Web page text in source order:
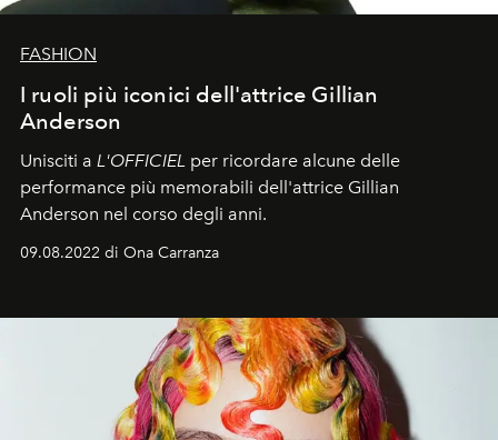
FASHION
I ruoli più iconici dell'attrice Gillian
Anderson
Unisciti a L'OFFICIEL per ricordare alcune delle
performance più memorabili dell'attrice Gillian
Anderson nel corso degli anni.
09.08.2022 di Ona Carranza